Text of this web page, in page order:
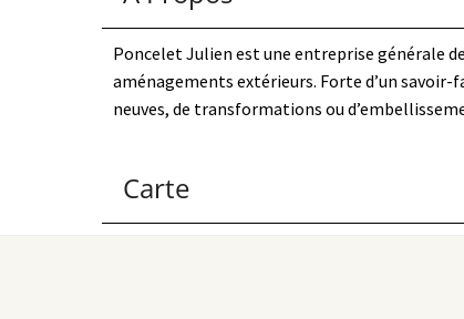
Poncelet Julien est une entreprise générale
aménagements extérieurs. Forte d’un savoir-
neuves, de transformations ou
Carte